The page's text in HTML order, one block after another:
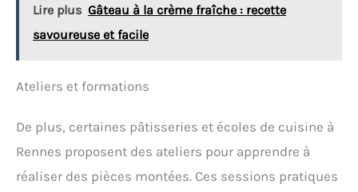
Lire plus Gâteau à la crème fraîche : recette
savoureuse et facile
Ateliers et formations
De plus, certaines pâtisseries et écoles de cuisine à
Rennes proposent des ateliers pour apprendre à
réaliser des pièces montées. Ces sessions pratiques